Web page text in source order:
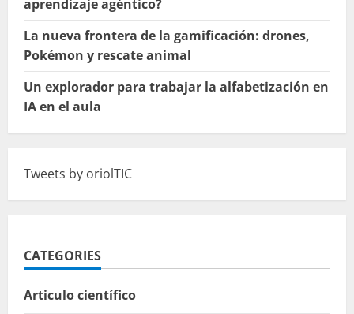
aprendizaje agéntico?
La nueva frontera de la gamificación: drones,
Pokémon y rescate animal
Un explorador para trabajar la alfabetización en
IA en el aula
Tweets by oriolTIC
CATEGORIES
Articulo científico